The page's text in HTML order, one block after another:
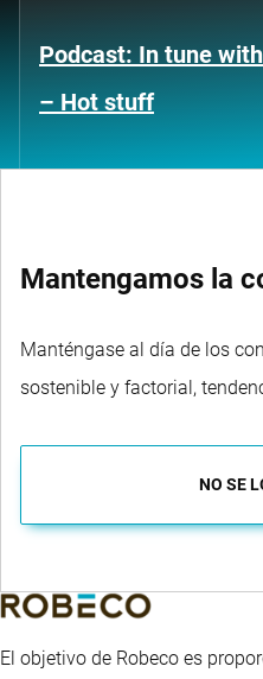
Podcast: In tune
– Hot stuff
Mantengamos la
Manténgase al día de los
sostenible y factorial,
NO SE
El objetivo de Robeco es